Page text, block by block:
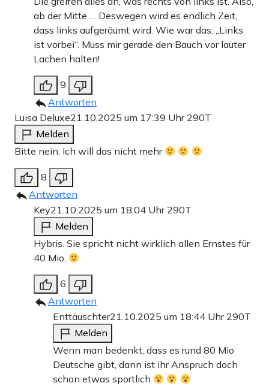
ab der Mitte … Deswegen wird es endlich Zeit,
dass links aufgeräumt wird. Wie war das: „Links
ist vorbei“. Muss mir gerade den Bauch vor lauter
Lachen halten!
9
Antworten
Luisa Deluxe21.10.2025 um 17:39 Uhr 290T
Melden
Bitte nein. Ich will das nicht mehr
8
Antworten
Key21.10.2025 um 18:04 Uhr 290T
Melden
Hybris. Sie spricht nicht wirklich allen Ernstes für
40 Mio.
6
Antworten
Enttäuschter21.10.2025 um 18:44 Uhr 290T
Melden
Wenn man bedenkt, dass es rund 80 Mio
Deutsche gibt, dann ist ihr Anspruch doch
schon etwas sportlich